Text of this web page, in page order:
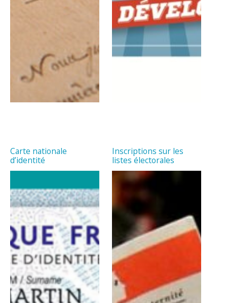
Carte nationale
d’identité
Inscriptions sur les
listes électorales